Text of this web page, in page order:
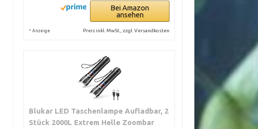
Bei Amazon
ansehen
* Anzeige Preis inkl. MwSt., zzgl. Versandkosten
Blukar LED Taschenlampe Aufladbar, 2
Stück 2000L Extrem Helle Zoombar